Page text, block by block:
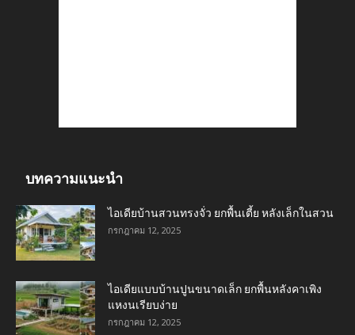
บทความแนะนำ
ไอเดียบ้านสวนทรงจั่ว ยกพื้นเตี้ย หลังเล็กในสวน
กรกฎาคม 12, 2025
ไอเดียแบบบ้านปูนขนาดเล็ก ยกพื้นหลังคาเพิง
แหงนเรียบง่าย
กรกฎาคม 12, 2025